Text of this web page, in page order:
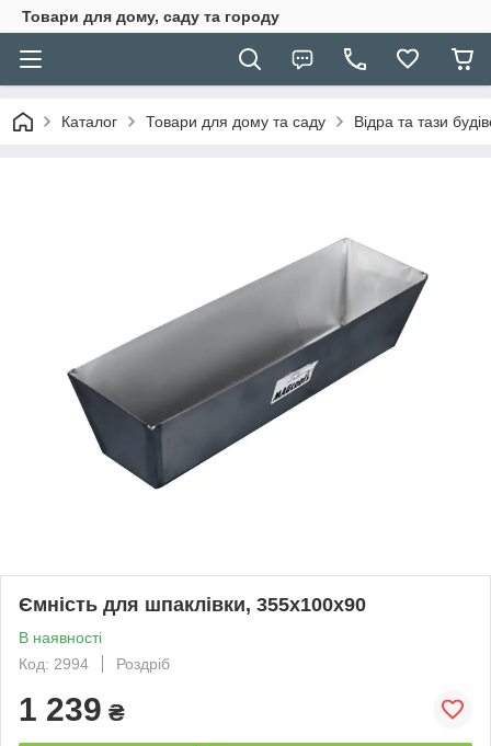
Товари для дому, саду та городу
Каталог Товари для дому та саду Відра та тази
Ємність для шпаклівки, 355х100х90
В наявності
Код: 2994
Роздріб
1 239 ₴